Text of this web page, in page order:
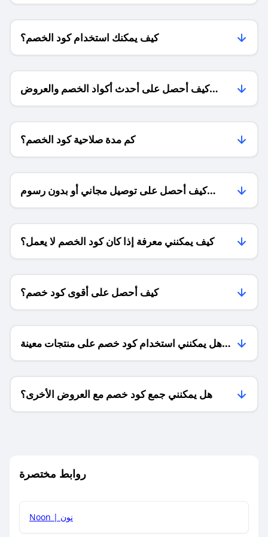
كيف يمكنك استخدام كود الخصم؟
كيف أحصل على أحدث أكواد الخصم والعروض
للمتاجر؟
كم مدة صلاحية كود الخصم؟
كيف أحصل على توصيل مجاني أو بدون رسوم
الشحن ؟
كيف يمكنني معرفة إذا كان كود الخصم لا يعمل؟
كيف أحصل على أقوى كود خصم؟
هل يمكنني استخدام كود خصم على منتجات معينة
فقط؟
هل يمكنني جمع كود خصم مع العروض الأخرى؟
روابط مختصرة
Noon | نون